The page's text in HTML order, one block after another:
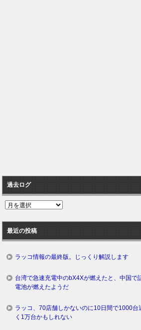
過去ログ
過
ロ
グ
最近の投稿
ラッコ情報の最終版。じっくり解説します
台湾で急速充電中のbX4Xが燃えたと、中国で
電池が燃えたようだ
ラッコ、70店舗しかないのに10日間で1000
く1万台かもしれない